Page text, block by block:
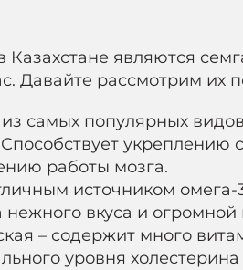
являются
Давайте рассмотрим их
из самых популярных
работы мозга.
источником
вкуса и
– содержит много
уровня